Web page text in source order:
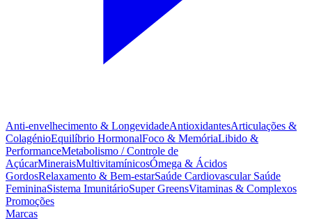
Anti-envelhecimento & LongevidadeAntioxidantesArticulações &
ColagénioEquilíbrio HormonalFoco & MemóriaLibido &
PerformanceMetabolismo / Controle de
AçúcarMineraisMultivitamínicosÓmega & Ácidos
GordosRelaxamento & Bem-estarSaúde Cardiovascular Saúde
FemininaSistema ImunitárioSuper GreensVitaminas & Complexos
Promoções
Marcas